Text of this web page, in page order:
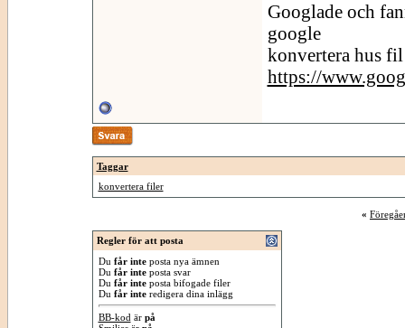
Googlade och
google
konvertera hus
https://
Taggar
konvertera filer
«
Regler för att posta
Du får inteposta nya ämnen
Du får inteposta svar
Du får inteposta bifogade filer
Du får interedigera dina inlägg
BB-kod är på